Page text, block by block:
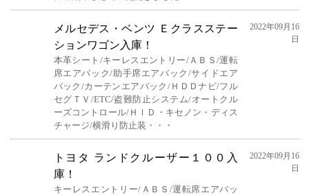
メルセデス・ベンツ Ｅクラスステー
ションワゴン入庫！
本革シート/キーレスエントリー/ＡＢＳ/運転
席エアバック/助手席エアバック/サイドエア
バック/カーテンエアバック/ＨＤＤナビ/フル
セグＴＶ/ETC/盗難防止システム/オートクル
ーズコントロール/ＨＩＤ・キセノン・ディス
チャージ/横滑り防止装・・・
2022年09月16
日
トヨタ ランドクルーザー１００入
庫！
キーレスエントリー/ＡＢＳ/運転席エアバッ
2022年09月16
日